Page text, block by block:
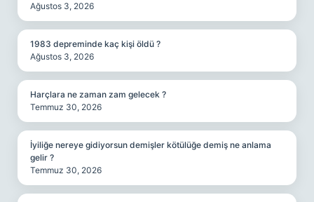
Ağustos 3, 2026
1983 depreminde kaç kişi öldü ?
Ağustos 3, 2026
Harçlara ne zaman zam gelecek ?
Temmuz 30, 2026
İyiliğe nereye gidiyorsun demişler kötülüğe demiş ne anlama
gelir ?
Temmuz 30, 2026